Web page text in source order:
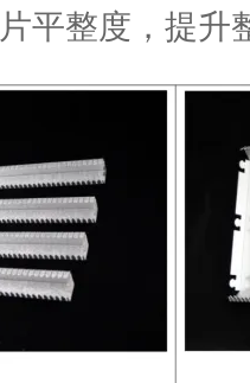
平整度，提升